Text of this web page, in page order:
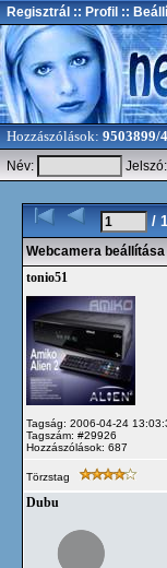
Regisztrál :: Profil ::
Hozzászólások: 9503899/
Név:
Jelszó:
/ 1
Webcamera beállítása
tonio51
Tagság: 2006-04-24
Tagszám: #29926
Hozzászólások: 687
Törzstag
Dubu